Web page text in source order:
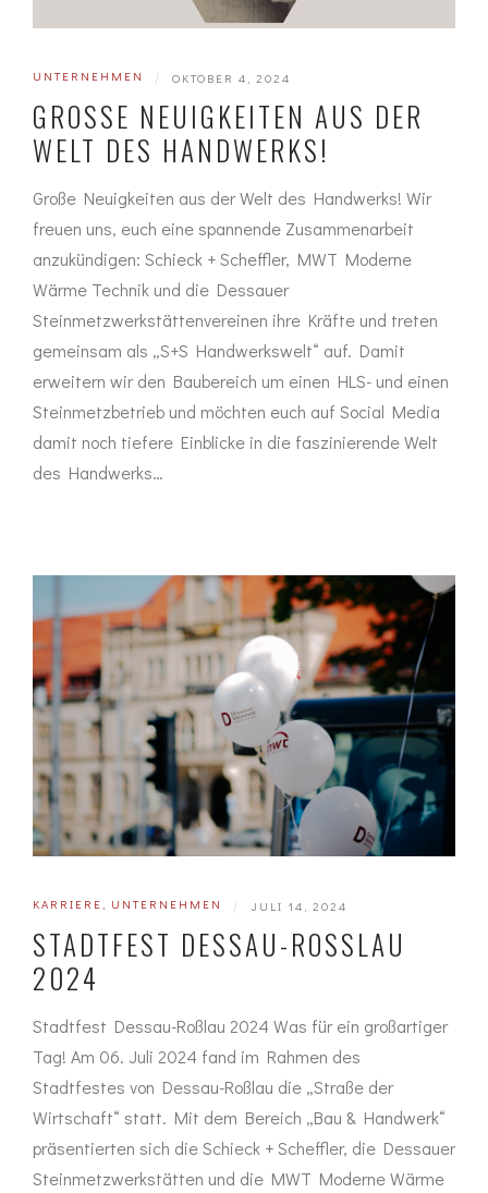
UNTERNEHMEN | OKTOBER 4, 2024
GROSSE NEUIGKEITEN AUS DER W
ELT DES HANDWERKS!
Große Neuigkeiten aus der Welt des Handwerks! Wir
freuen uns, euch eine spannende Zusammenarbeit
anzukündigen: Schieck + Scheffler, MWT Moderne
Wärme Technik und die Dessauer
Steinmetzwerkstättenvereinen ihre Kräfte und treten
gemeinsam als „S+S Handwerkswelt“ auf. Damit
erweitern wir den Baubereich um einen HLS- und einen
Steinmetzbetrieb und möchten euch auf Social Media
damit noch tiefere Einblicke in die faszinierende Welt
des Handwerks…
KARRIERE , UNTERNEHMEN | JULI 14, 2024
STADTFEST DESSAU-ROSSLAU 2
024
Stadtfest Dessau-Roßlau 2024 Was für ein großartiger
Tag! Am 06. Juli 2024 fand im Rahmen des
Stadtfestes von Dessau-Roßlau die „Straße der
Wirtschaft“ statt. Mit dem Bereich „Bau & Handwerk“
präsentierten sich die Schieck + Scheffler, die Dessauer
Steinmetzwerkstätten und die MWT Moderne Wärme